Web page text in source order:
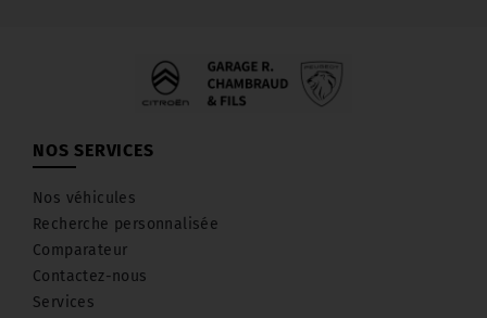
NOS SERVICES
Nos véhicules
Recherche personnalisée
Comparateur
Contactez-nous
Services